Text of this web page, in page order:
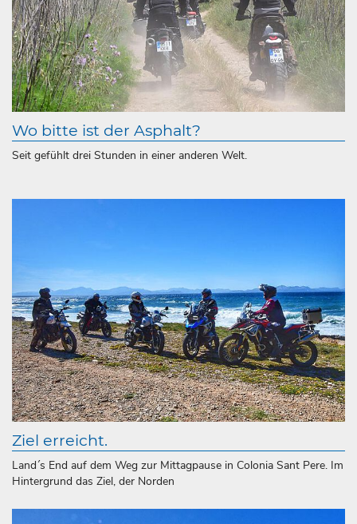
Wo bitte ist der Asphalt?
Seit gefühlt drei Stunden in einer anderen Welt.
Ziel erreicht.
Land´s End auf dem Weg zur Mittagpause in Colonia Sant Pere. Im
Hintergrund das Ziel, der Norden